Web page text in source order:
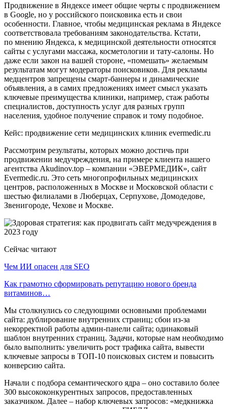
Продвижение в Яндексе имеет общие черты с продвижением
в Google, но у российского поисковика есть и свои
особенности. Главное, чтобы медицинская реклама в Яндексе
соответствовала требованиям законодательства. Кстати,
по мнению Яндекса, к медицинской деятельности относятся
сайты с услугами массажа, косметологии и тату-салоны. Но
даже если закон на вашей стороне, «помешать» желаемым
результатам могут модераторы поисковиков. Для рекламы
медцентров запрещены смарт-баннеры и динамические
объявления, а в самих предложениях имеет смысл указать
ключевые преимущества клиники, например, стаж работы
специалистов, доступность услуг для разных групп
населения, удобное получение справок и тому подобное.
Кейс: продвижение сети медицинских клиник evermedic.ru
Рассмотрим результаты, которых можно достичь при
продвижении медучреждения, на примере клиента нашего
агентства Akudinov.top – компании «ЭВЕРМЕДИК», сайт
Evermedic.ru. Это сеть многопрофильных медицинских
центров, расположенных в Москве и Московской области с
шестью филиалами в Люберцах, Серпухове, Домодедове,
Звенигороде, Чехове и Москве.
Сейчас читают
Чем ИИ опасен для SEO
Как грамотно сформировать репутацию нового бренда
витаминов…
Мы столкнулись со следующими основными проблемами
сайта: дублирование внутренних страниц; сбои из-за
некорректной работы админ-панели сайта; одинаковый
шаблон внутренних страниц. Задачи, которые нам необходимо
было выполнить: увеличить рост трафика сайта, вывести
ключевые запросы в ТОП-10 поисковых систем и повысить
конверсию сайта.
Начали с подбора семантического ядра – оно составило более
300 высококонкурентных запросов, предоставленных
заказчиком. Далее – набор ключевых запросов: «медкнижка